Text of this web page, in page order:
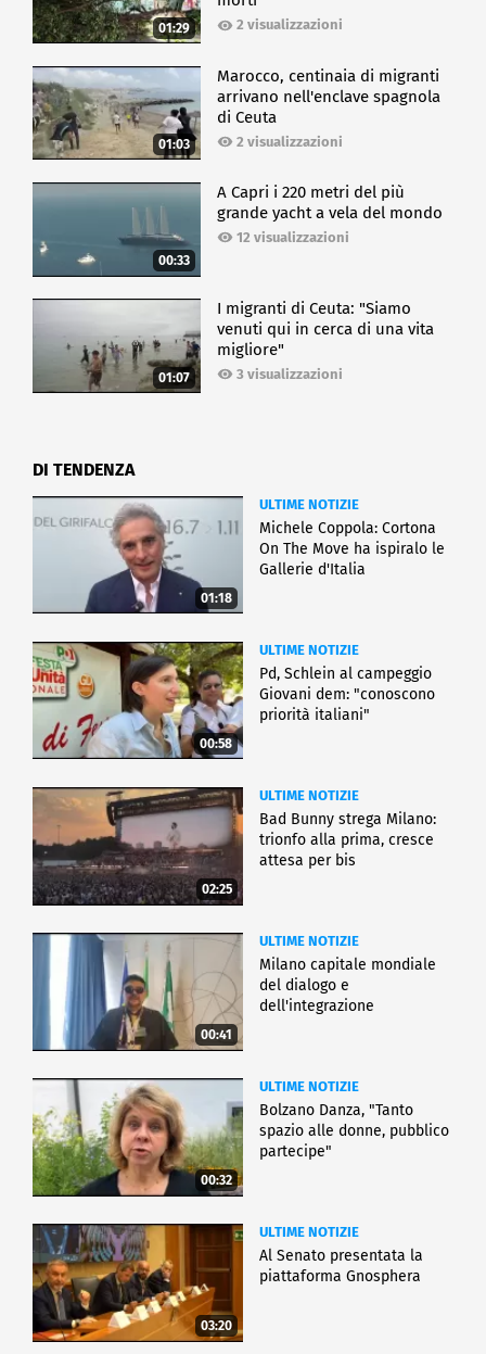
01:29 2 visualizzazioni
01:03
Marocco, centinaia di migranti
arrivano nell'enclave spagnola
di Ceuta
2 visualizzazioni
00:33
A Capri i 220 metri del più
grande yacht a vela del mondo
12 visualizzazioni
01:07
I migranti di Ceuta: "Siamo
venuti qui in cerca di una vita
migliore"
3 visualizzazioni
DI TENDENZA
01:18
ULTIME NOTIZIE
Michele Coppola: Cortona
On The Move ha ispiralo le
Gallerie d'Italia
00:58
ULTIME NOTIZIE
Pd, Schlein al campeggio
Giovani dem: "conoscono
priorità italiani"
02:25
ULTIME NOTIZIE
Bad Bunny strega Milano:
trionfo alla prima, cresce
attesa per bis
00:41
ULTIME NOTIZIE
Milano capitale mondiale
del dialogo e
dell'integrazione
00:32
ULTIME NOTIZIE
Bolzano Danza, "Tanto
spazio alle donne, pubblico
partecipe"
03:20
ULTIME NOTIZIE
Al Senato presentata la
piattaforma Gnosphera